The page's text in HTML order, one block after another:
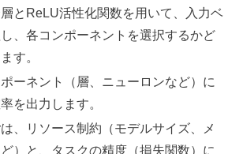
層とReLU活性化関数を用いて、入力ベ
、各コンポーネントを選択するかど
す。
ポーネント（層、ニューロンなど）に
を出力します。
は、リソース制約（モデルサイズ、メ
）と、タスクの精度（損失関数）に